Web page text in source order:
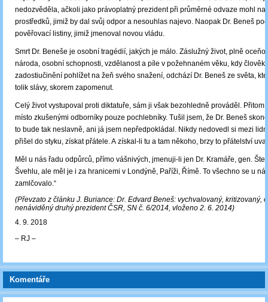
nedozvěděla, ačkoli jako právoplatný prezident při průměrné odvaze mohl
prostředků, jimiž by dal svůj odpor a nesouhlas najevo. Naopak Dr. Beneš
pověřovací listiny, jimiž jmenoval novou vládu.
Smrt Dr. Beneše je osobní tragédií, jakých je málo. Záslužný život, plně
národa, osobní schopnosti, vzdělanost a píle v požehnaném věku, kdy člověk
zadostiučinění pohlížet na žeň svého snažení, odchází Dr. Beneš ze světa,
tolik slávy, skorem zapomenut.
Celý život vystupoval proti diktatuře, sám ji však bezohledně prováděl. Přitom
místo zkušenými odborníky pouze pochlebníky. Tušil jsem, že Dr. Beneš
to bude tak neslavně, ani já jsem nepředpokládal. Nikdy nedovedl si mezi
přišel do styku, získat přátele. A získal-li tu a tam někoho, brzy to přátelství
Měl u nás řadu odpůrců, přímo vášnivých, jmenuji-li jen Dr. Kramáře, gen.
Švehlu, ale měl je i za hranicemi v Londýně, Paříži, Římě. To všechno se u
zamlčovalo.“
(Převzato z článku J. Buriance: Dr. Edvard Beneš: vychvalovaný, kritizovaný,
nenáviděný druhý prezident ČSR, SN č. 6/2014, vloženo 2. 6. 2014)
4. 9. 2018
‒ RJ ‒
Komentáře